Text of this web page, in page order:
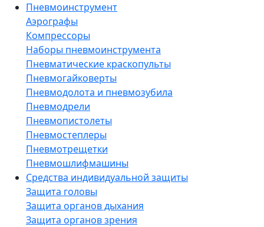
Пневмоинструмент
Аэрографы
Компрессоры
Наборы пневмоинструмента
Пневматические краскопульты
Пневмогайковерты
Пневмодолота и пневмозубила
Пневмодрели
Пневмопистолеты
Пневмостеплеры
Пневмотрещетки
Пневмошлифмашины
Средства индивидуальной защиты
Защита головы
Защита органов дыхания
Защита органов зрения